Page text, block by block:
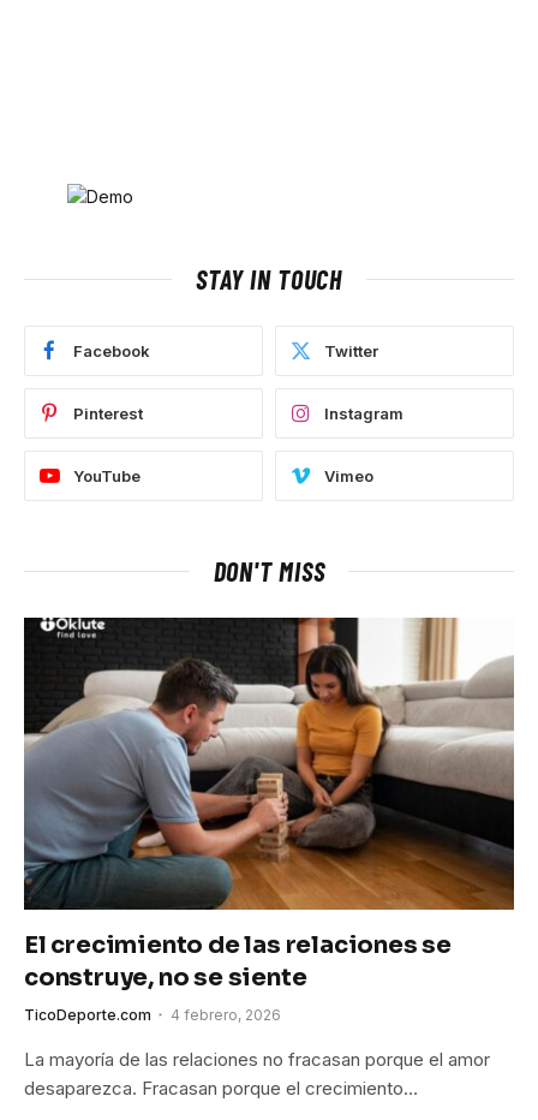
STAY IN TOUCH
Facebook Twitter
Pinterest Instagram
YouTube Vimeo
DON'T MISS
El crecimiento de las relaciones se
construye, no se siente
TicoDeporte.com 4 febrero, 2026
La mayoría de las relaciones no fracasan porque el amor
desaparezca. Fracasan porque el crecimiento…